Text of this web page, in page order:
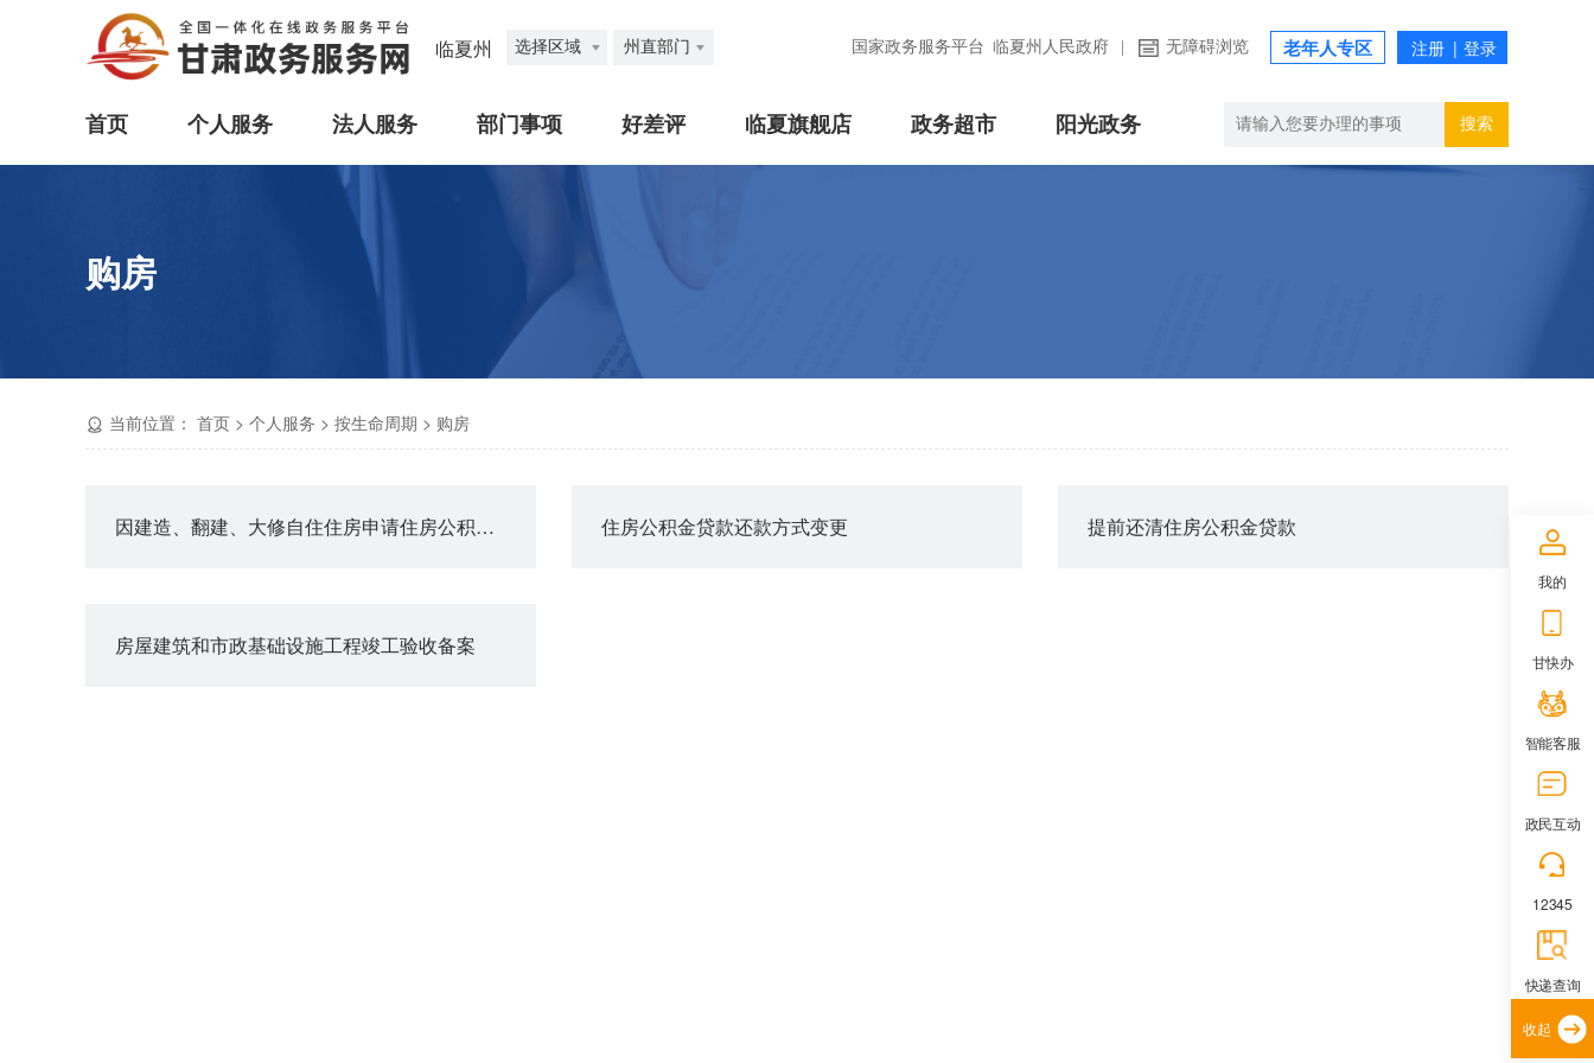
临夏州 选择区域 州直部门 国家政务服务平台 临夏州人民政府 无障碍浏览 老年人专区
首页 个人服务 法人服务 部门事项 好差评 临夏旗舰店 政务超市 阳光政务 搜索
购房
当前位置： 首页 > 个人服务 > 按生命周期 > 购房
因建造、翻建、大修自住住房申请住房公积金贷款 住房公积金贷款还款方式变更 提前还清住房公积金贷款
房屋建筑和市政基础设施工程竣工验收备案
我的
甘快办
智能客服
政民互动
12345
快递查询
收起